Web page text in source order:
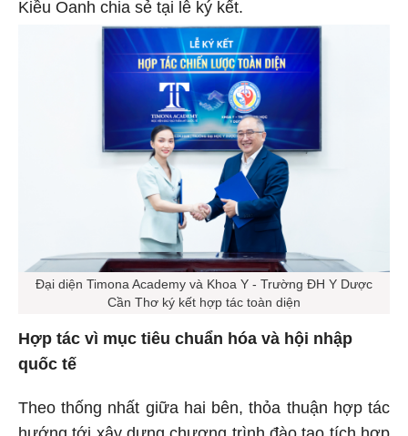
Kiều Oanh chia sẻ tại lễ ký kết.
Đại diện Timona Academy và Khoa Y - Trường ĐH Y Dược
Cần Thơ ký kết hợp tác toàn diện
Hợp tác vì mục tiêu chuẩn hóa và hội nhập
quốc tế
Theo thống nhất giữa hai bên, thỏa thuận hợp tác